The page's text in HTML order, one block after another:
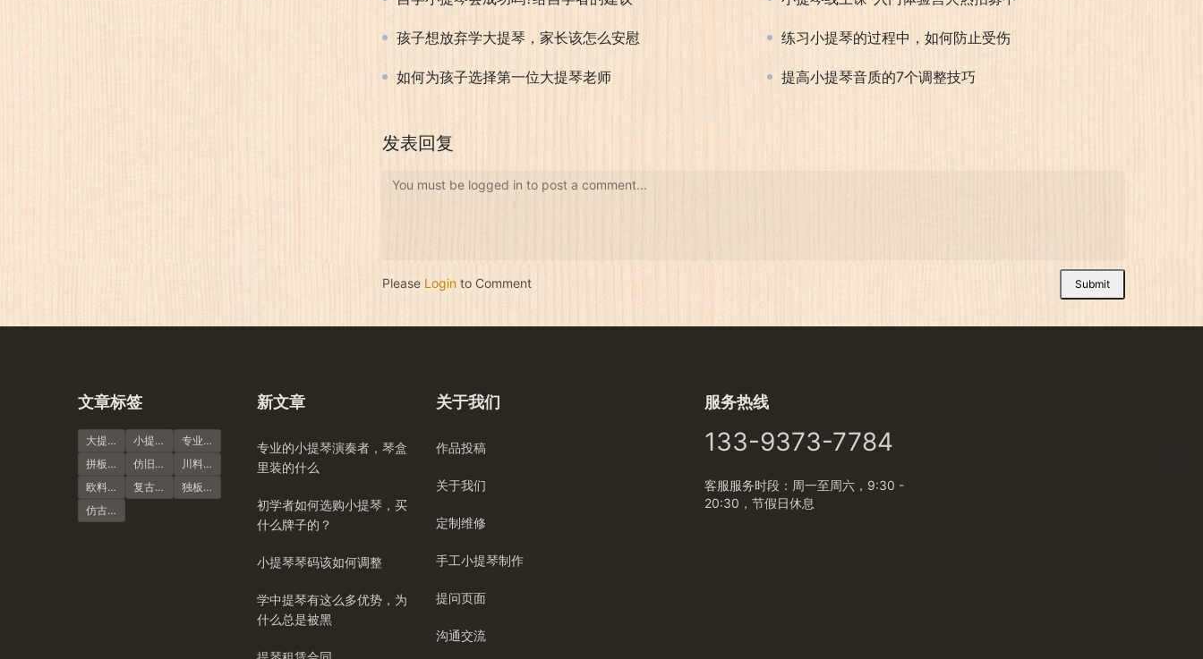
孩子想放弃学大提琴，家长该怎么安慰 练习小提琴的过程中，如何防止受伤
如何为孩子选择第一位大提琴老师 提高小提琴音质的7个调整技巧
发表回复
You must be logged in to post a comment...
Please Login to Comment Submit
文章标签
大提琴 小提琴谱
专业演奏级
拼板虎纹
仿旧风格
川料小提琴
欧料小提琴
复古风格
独板虎纹
仿古大提琴
新文章
专业的小提琴演奏者，琴盒
里装的什么
初学者如何选购小提琴，买
什么牌子的？
小提琴琴码该如何调整
学中提琴有这么多优势，为
什么总是被黑
关于我们
作品投稿
关于我们
定制维修
手工小提琴制作
提问页面
沟通交流
服务热线
133-9373-7784
客服服务时段：周一至周六，9:30 -
20:30，节假日休息